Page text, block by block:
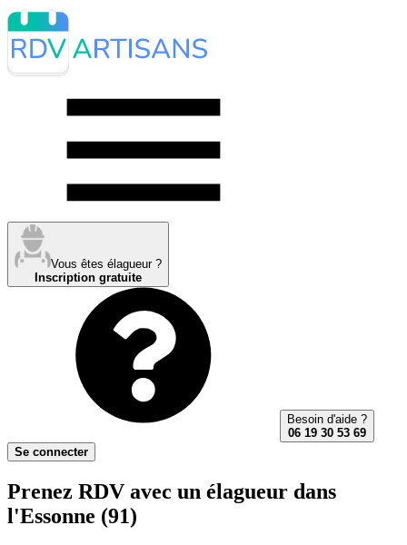
Vous êtes élagueur ?
Inscription gratuite
Besoin d'aide ?
06 19 30 53 69
Se connecter
Prenez RDV avec un élagueur dans
l'Essonne (91)